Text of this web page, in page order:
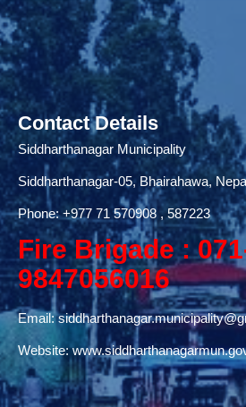
Contact Details
Siddharthanagar Municipality
Siddharthanagar-05, Bhairahawa,
Phone:+977 71570908 , 587223
Fire Brigade :
9847056016
Email:
Website: